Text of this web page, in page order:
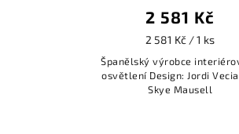
2 581 Kč
2 581 Kč / 1 ks
Španělský výrobce
osvětlení Design: Jordi
Skye Mausell